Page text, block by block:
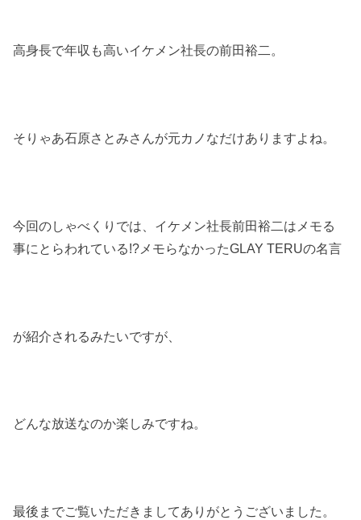
高身長で年収も高いイケメン社長の前田裕二。
そりゃあ石原さとみさんが元カノなだけありますよね。
今回のしゃべくりでは、イケメン社長前田裕二はメモる
事にとらわれている!? メモらなかったGLAY TERUの名言
が紹介されるみたいですが、
どんな放送なのか楽しみですね。
最後までご覧いただきましてありがとうございました。